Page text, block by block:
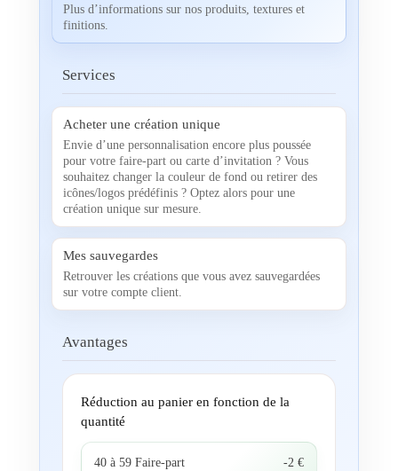
Plus d’informations sur nos produits, textures et
finitions.
Services
Acheter une création unique
Envie d’une personnalisation encore plus poussée
pour votre faire-part ou carte d’invitation ? Vous
souhaitez changer la couleur de fond ou retirer des
icônes/logos prédéfinis ? Optez alors pour une
création unique sur mesure.
Mes sauvegardes
Retrouver les créations que vous avez sauvegardées
sur votre compte client.
Avantages
Réduction au panier en fonction de la
quantité
40 à 59 Faire-part -2 €